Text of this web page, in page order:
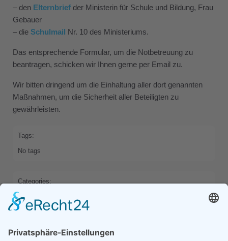
– den Elternbrief der Ministerin für Schule und Bildung, Frau
Gebauer
– die Schulmail Nr. 10 des Ministeriums.
Das entsprechende Formular, um die Notbetreuung zu
beantragen, schicken wir Ihnen gerne per Email zu.
Wir bitten dringend um die Einhaltung aller dort genannten
Maßnahmen, um die Sicherheit aller Beteiligten zu
gewährleisten.
Tags:
No tags
Categories:
HOME
Previous